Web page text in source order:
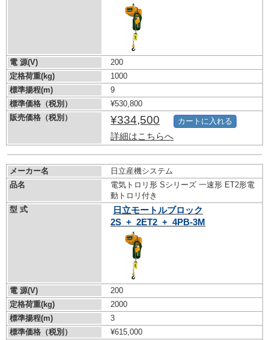
電 源(V)
200
定格荷重(kg)
1000
標準揚程(m)
9
標準価格（税別）
¥530,800
販売価格（税別）
¥334,500
詳細はこちらへ
カートに入れる
メーカー名
日立産機システム
品名
電気トロリ形 Sシリーズ 一速形 ET2形電
動トロリ付き
型 式
日立モートルブロック
2S_+_2ET2_+_4PB-3M
電 源(V)
200
定格荷重(kg)
2000
標準揚程(m)
3
標準価格（税別）
¥615,000